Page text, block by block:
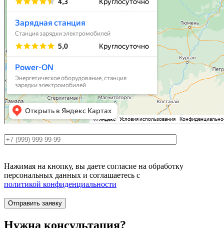
Нажимая на кнопку, вы даете согласие на обработку
персональных данных и соглашаетесь c
политикой конфиденциальности
Нужна консультация?